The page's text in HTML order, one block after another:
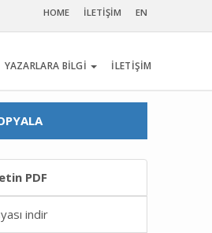
HOME İLETİŞİM EN
YAZARLARA BİLGİ İLETİŞİM
PDF
indir